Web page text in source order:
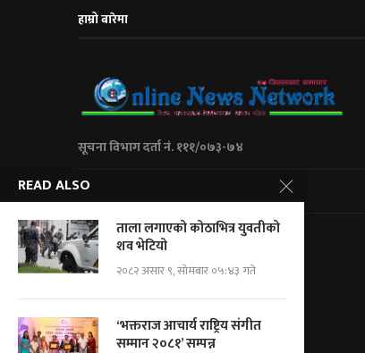
हाम्रो बारेमा
सूचना विभाग दर्ता नं. १११/०७३-७४
City Express Media Pvt. Ltd
Kalanki-14 Kathmandu, Nepal
+977 01 5234623/ 9851046267
For Adv.: cityemedia@gmail.com
READ ALSO
ताला लगाएको कोठाभित्र युवतीको
शव भेटियो
२०८२ असार ९, सोमबार ०५:४३ गते
‘भक्तराज आचार्य राष्ट्रिय संगीत
सम्मान २०८१’ सम्पन्न